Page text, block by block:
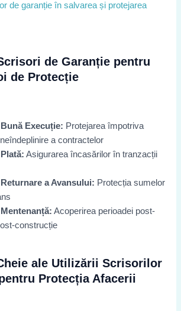
de garanție în salvarea și protejarea
de Garanție pentru
de Protecție
Execuție: Protejarea împotriva
a contractelor
Asigurarea încasărilor în tranzacții
a Avansului: Protecția sumelor
Acoperirea perioadei post-
construcție
ale Utilizării Scrisorilor
Protecția Afacerii